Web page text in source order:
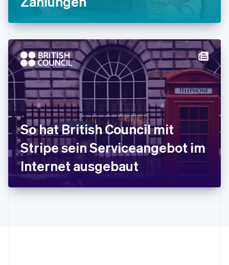
So hat British Council mit
Stripe sein Serviceangebot im
Internet ausgebaut
Italien
Japan
日本語English
Kanada
EnglishFrançais
Kroatien
English Italiano
Lettland
English
Liechtenstein
DeutschEnglish
Litauen
English
Luxemburg
FrançaisDeutschEnglish
Malaysia
Malta